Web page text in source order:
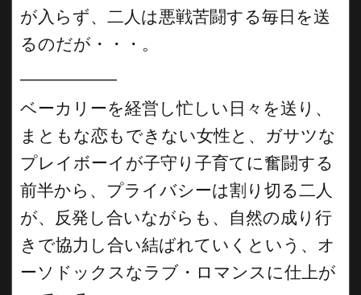
が入らず、二人は悪戦苦闘する毎日を送
るのだが・・・。
ベーカリーを経営し忙しい日々を送り、
まともな恋もできない女性と、ガサツな
プレイボーイが子守り子育てに奮闘する
前半から、プライバシーは割り切る二人
が、反発し合いながらも、自然の成り行
きで協力し合い結ばれていくという、オ
ーソドックスなラブ・ロマンスに仕上が